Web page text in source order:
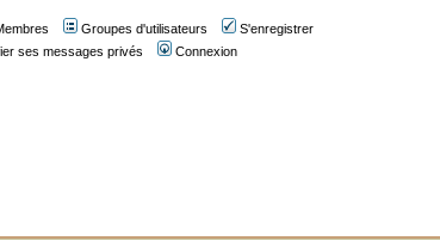
Groupes d'utilisateurs
S'enregistrer
ses messages privés Connexion